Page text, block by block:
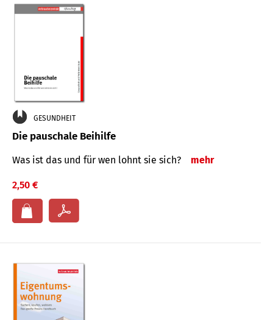
GESUNDHEIT
Die pauschale Beihilfe
Was ist das und für wen lohnt sie sich? mehr
2,50 €